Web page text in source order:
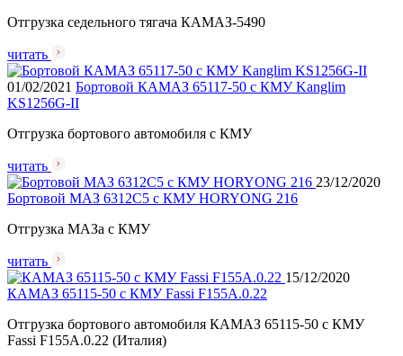
Отгрузка седельного тягача КАМАЗ-5490
читать
01/02/2021 Бортовой КАМАЗ 65117-50 с КМУ Kanglim
KS1256G-II
Отгрузка бортового автомобиля с КМУ
читать
23/12/2020
Бортовой МАЗ 6312С5 с КМУ HORYONG 216
Отгрузка МАЗа с КМУ
читать
15/12/2020
КАМАЗ 65115-50 с КМУ Fassi F155A.0.22
Отгрузка бортового автомобиля КАМАЗ 65115-50 с КМУ
Fassi F155A.0.22 (Италия)